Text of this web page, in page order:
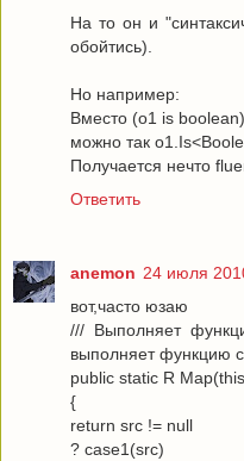
На то он и
обойтись).
Но например:
Вместо (o1 is
можно так
Получается нечто
Ответить
anemon 24 июля
вот,часто юзаю
/// Выполняет
выполняет функцию
public static R
{
return src != null
? case1(src)